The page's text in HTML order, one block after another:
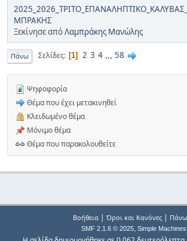
ΜΠΡΑΚΗΣ
Ξεκίνησε απόΛαμπράκης Μανώλης
Πάνω Σελίδες 1 2 3 4 ... 58
Ψηφοφορία
Θέμα που έχει μετακινηθεί
Κλειδωμένο θέμα
Μόνιμο θέμα
Θέμα που παρακολουθείτε
Βοήθεια| Όροι και Κανόνες|
SMF 2.1.6 © 2025, Simple Machines